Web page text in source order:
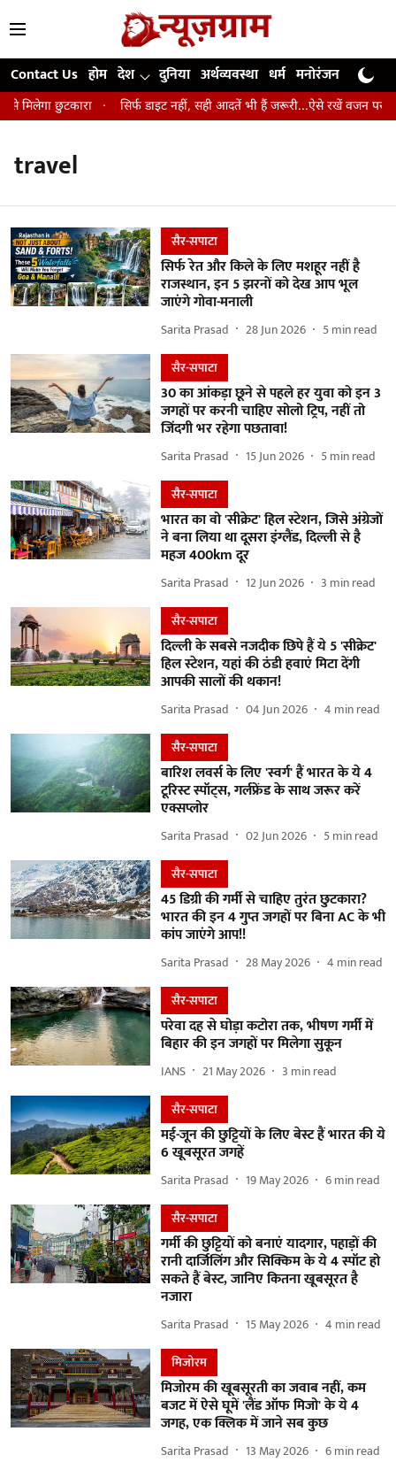
Contact Us होम देश दुनिया अर्थव्यवस्था धर्म मनोरंजन खेल
छुटकारा सिर्फ डाइट नहीं, सही आदतें भी हैं जरूरी...ऐसे रखें वजन पर
travel
सैर-सपाटा
सिर्फ रेत और किले के लिए मशहूर नहीं है
राजस्थान, इन 5 झरनों को देख आप भूल
जाएंगे गोवा-मनाली
Sarita Prasad 28 Jun 2026 5min read
सैर-सपाटा
30 का आंकड़ा छूने से पहले हर युवा को इन 3
जगहों पर करनी चाहिए सोलो ट्रिप, नहीं तो
जिंदगी भर रहेगा पछतावा!
Sarita Prasad 15 Jun 2026 5min read
सैर-सपाटा
भारत का वो 'सीक्रेट' हिल स्टेशन, जिसे अंग्रेजों
ने बना लिया था दूसरा इंग्लैंड, दिल्ली से है
महज 400km दूर
Sarita Prasad 12 Jun 2026 3 min read
सैर-सपाटा
दिल्ली के सबसे नजदीक छिपे हैं ये 5 'सीक्रेट'
हिल स्टेशन, यहां की ठंडी हवाएं मिटा देंगी
आपकी सालों की थकान!
Sarita Prasad 04 Jun 2026 4 min read
सैर-सपाटा
बारिश लवर्स के लिए 'स्वर्ग' हैं भारत के ये 4
टूरिस्ट स्पॉट्स, गर्लफ्रेंड के साथ जरूर करें
एक्सप्लोर
Sarita Prasad 02 Jun 2026 5min read
सैर-सपाटा
45 डिग्री की गर्मी से चाहिए तुरंत छुटकारा?
भारत की इन 4 गुप्त जगहों पर बिना AC के भी
कांप जाएंगे आप!!
Sarita Prasad 28 May 2026 4 min read
सैर-सपाटा
परेवा दह से घोड़ा कटोरा तक, भीषण गर्मी में
बिहार की इन जगहों पर मिलेगा सुकून
IANS 21 May 2026 3 min read
सैर-सपाटा
मई-जून की छुट्टियों के लिए बेस्ट हैं भारत की ये
6 खूबसूरत जगहें
Sarita Prasad 19 May 2026 6min read
सैर-सपाटा
गर्मी की छुट्टियों को बनाएं यादगार, पहाड़ों की
रानी दार्जिलिंग और सिक्किम के ये 4 स्पॉट हो
सकते हैं बेस्ट, जानिए कितना खूबसूरत है
नजारा
Sarita Prasad 15 May 2026 4 min read
मिजोरम
मिजोरम की खूबसूरती का जवाब नहीं, कम
बजट में ऐसे घूमें 'लैंड ऑफ मिजो' के ये 4
जगह, एक क्लिक में जाने सब कुछ
Sarita Prasad 13 May 2026 6min read